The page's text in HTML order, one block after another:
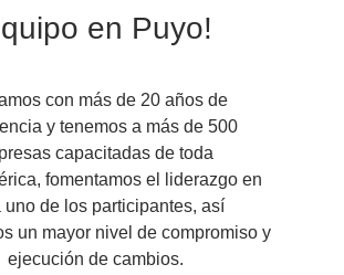
en Puyo!
con más de 20 años de
y tenemos a más de 500
capacitadas de toda
fomentamos el liderazgo en
uno de los participantes, así
un mayor nivel de compromiso y
ejecución de cambios.